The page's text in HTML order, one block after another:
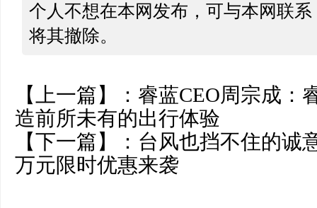
个人不想在本网发布，可与本网联
将其撤除。
【上一篇】： 睿蓝CEO周宗成：
造前所未有的出行体验
【下一篇】： 台风也挡不住的诚
万元限时优惠来袭